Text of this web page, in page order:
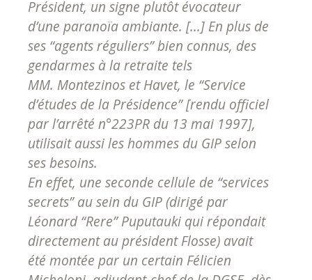
Président, un signe plutôt évocateur
d’une paranoïa ambiante. [...] En plus de
ses “agents réguliers” bien connus, des
gendarmes à la retraite tels
MM. Montezinos et Havet, le “Service
d’études de la Présidence” [rendu officiel
par l’arrêté n°223PR du 13 mai 1997],
utilisait aussi les hommes du GIP selon
ses besoins.
En effet, une seconde cellule de “services
secrets” au sein du GIP (dirigé par
Léonard “Rere” Puputauki qui répondait
directement au président Flosse) avait
été montée par un certain Félicien